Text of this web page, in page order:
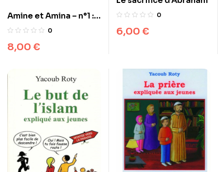
Amine et Amina – n°1 :
L’ablution 0
8,00 €
0
6,00 €